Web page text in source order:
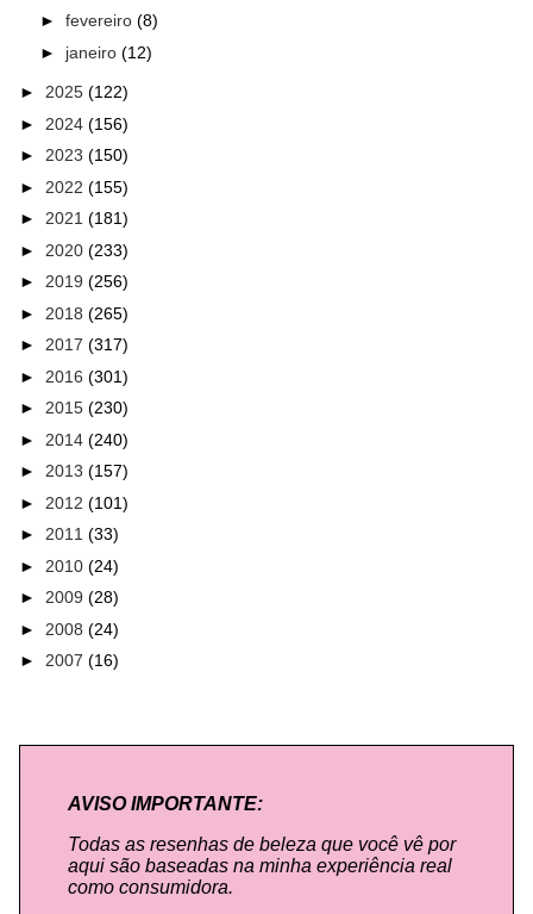
► fevereiro (8)
► janeiro (12)
► 2025 (122)
► 2024 (156)
► 2023 (150)
► 2022 (155)
► 2021 (181)
► 2020 (233)
► 2019 (256)
► 2018 (265)
► 2017 (317)
► 2016 (301)
► 2015 (230)
► 2014 (240)
► 2013 (157)
► 2012 (101)
► 2011 (33)
► 2010 (24)
► 2009 (28)
► 2008 (24)
► 2007 (16)
AVISO IMPORTANTE:
Todas as resenhas de beleza que você vê por
aqui são baseadas na minha experiência real
como consumidora.